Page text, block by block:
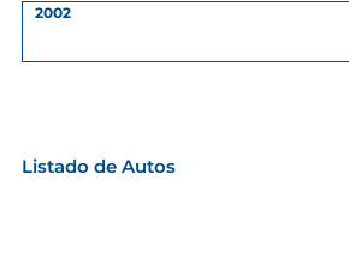
2002
Listado de Autos